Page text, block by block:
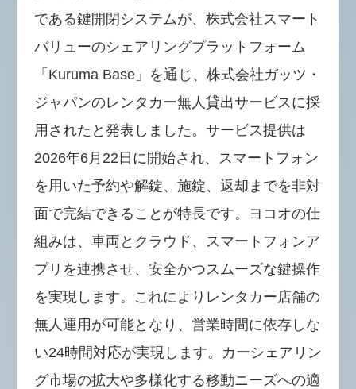
である鍵開閉システムが、株式会社スマート
バリューのシェアリングプラットフォーム
「Kuruma Base」を通じ、株式会社ガッツ・
ジャパンのレンタカー無人貸出サービスに採
用されたと発表しました。サービス提供は
2026年6月22日に開始され、スマートフォン
を用いた予約や解錠、施錠、返却までを非対
面で完結できることが特長です。ヨコオの仕
組みは、車両とクラウド、スマートフォンア
プリを連携させ、安全かつスムーズな鍵操作
を実現します。これによりレンタカー店舗の
無人運用が可能となり、営業時間に依存しな
い24時間対応が実現します。カーシェアリン
グ市場の拡大や多様化する移動ニーズへの適